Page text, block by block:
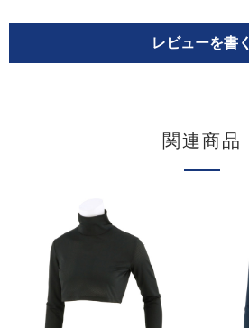
レビューを書く
関連商品